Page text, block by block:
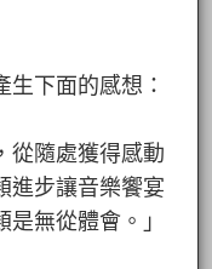
下面的感想：
從隨處獲得感動
進步讓音樂饗宴
無從體會。」